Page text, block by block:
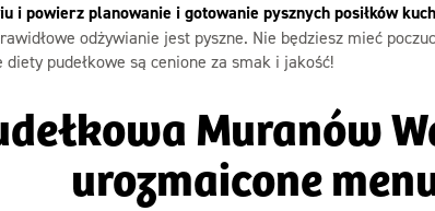
i powierz planowanie i gotowanie pysznych posiłków
odżywianie jest pyszne. Nie będziesz mieć
pudełkowe są cenione za smak i jakość!
Muranów
urozmaicone